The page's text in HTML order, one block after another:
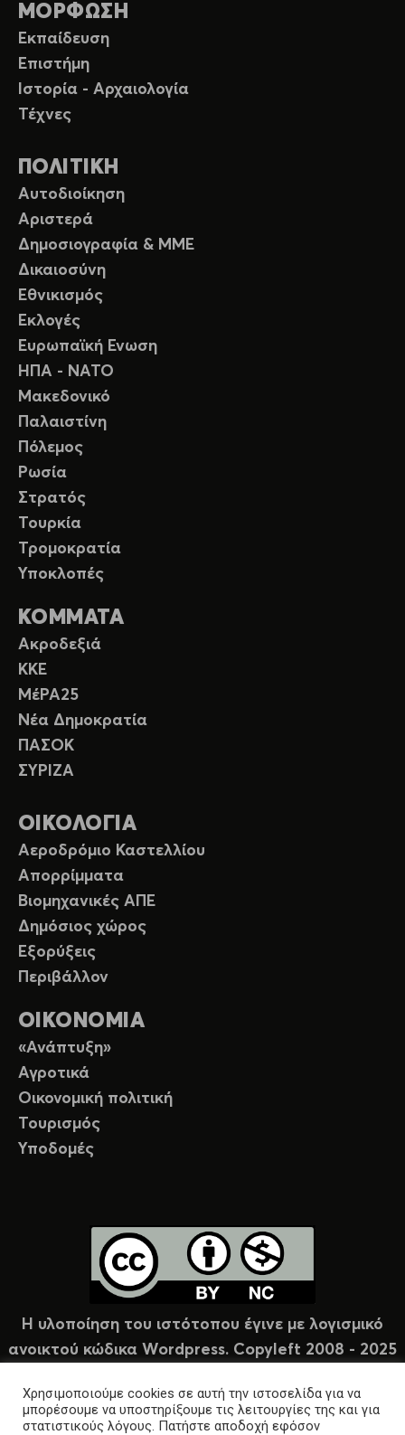
ΜΟΡΦΩΣΗ
Εκπαίδευση
Επιστήμη
Ιστορία - Αρχαιολογία
Τέχνες
ΠΟΛΙΤΙΚΗ
Αυτοδιοίκηση
Αριστερά
Δημοσιογραφία & ΜΜΕ
Δικαιοσύνη
Εθνικισμός
Εκλογές
Ευρωπαϊκή Ενωση
ΗΠΑ - ΝΑΤΟ
Μακεδονικό
Παλαιστίνη
Πόλεμος
Ρωσία
Στρατός
Τουρκία
Τρομοκρατία
Υποκλοπές
ΚΟΜΜΑΤΑ
Ακροδεξιά
ΚΚΕ
ΜέΡΑ25
Νέα Δημοκρατία
ΠΑΣΟΚ
ΣΥΡΙΖΑ
ΟΙΚΟΛΟΓΙΑ
Αεροδρόμιο Καστελλίου
Απορρίμματα
Βιομηχανικές ΑΠΕ
Δημόσιος χώρος
Εξορύξεις
Περιβάλλον
ΟΙΚΟΝΟΜΙΑ
«Ανάπτυξη»
Αγροτικά
Οικονομική πολιτική
Τουρισμός
Υποδομές
Η υλοποίηση του ιστότοπου έγινε με λογισμικό
ανοικτού κώδικα Wordpress. Copyleft 2008 - 2025
Χρησιμοποιούμε cookies σε αυτή την ιστοσελίδα για να
μπορέσουμε να υποστηρίξουμε τις λειτουργίες της και για
στατιστικούς λόγους. Πατήστε αποδοχή εφόσον